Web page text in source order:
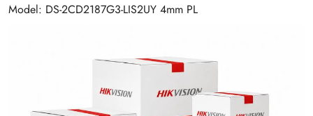
Model: DS-2CD2187G3-LIS2UY 4mm PL